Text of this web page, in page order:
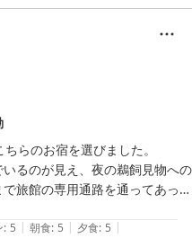
びいただき心より御礼申し上
阜らしさをご満喫いただけた
た。
ドリンク、ご夕食では鮎の塩
ではの魅力を存分にお楽しみ
ております。
ける「鵜飼小路」も快適にご
す。
らのお宿を選びました。
るのが見え、夜の鵜飼見物への
旅館の専用通路を通ってあっと
飼舟に乗船後姿が見えなくなる
: 5 | 朝食: 5 | 夕食: 5 |